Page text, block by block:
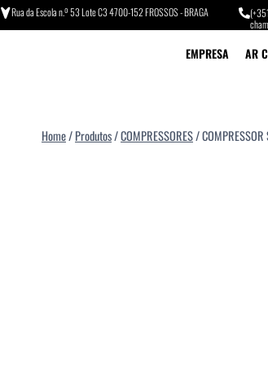
Rua da Escola n.º 53 Lote C3 4700-152 FROSSOS - BRAGA
EMPRESA AR
Home/Produtos/COMPRESSORES/